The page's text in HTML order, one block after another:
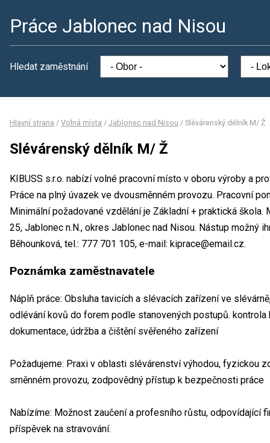
Práce Jablonec nad Nisou
Hledat zaměstnání
Hlavní strana / Volná místa / Jablonec nad Nisou / Slévárenský dělník M/ Ž
Slévárenský dělník M/ Ž
KIBUSS s.r.o. nabízí volné pracovní místo v oboru výroby a
Práce na plný úvazek ve dvousměnném provozu. Pracovní
Minimální požadované vzdělání je Základní + praktická škola.
25, Jablonec n.N., okres Jablonec nad Nisou. Nástup možný
Běhounková, tel.: 777 701 105, e-mail: kiprace@email.cz.
Poznámka zaměstnavatele
Náplň práce: Obsluha tavicích a slévacích zařízení ve
odlévání kovů do forem podle stanovených postupů.
dokumentace, údržba a čištění svěřeného zařízení
Požadujeme: Praxi v oblasti slévárenství výhodou, fyzickou
směnném provozu, zodpovědný přístup k bezpečnosti práce
Nabízíme: Možnost zaučení a profesního růstu, odpovídající
příspěvek na stravování.